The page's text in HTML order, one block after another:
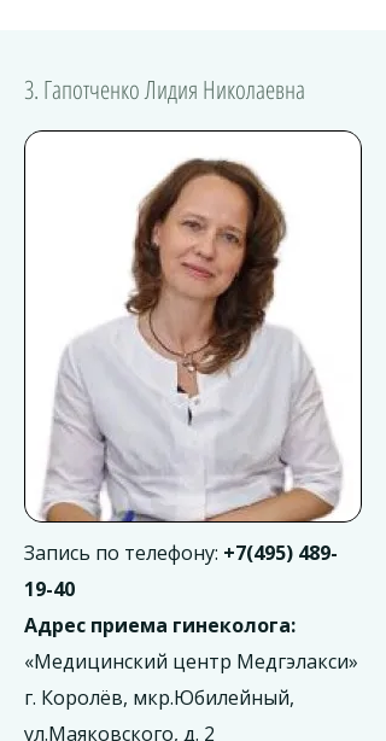
3. Гапотченко Лидия Николаевна
Запись по телефону: +7(495) 489-
19-40
Адрес приема гинеколога:
«Медицинский центр Медгэлакси»
г. Королёв, мкр.Юбилейный,
ул.Маяковского, д. 2